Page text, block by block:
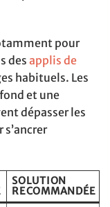
pour
des applis de
habituels. Les
et une
dépasser les
SOLUTION
RECOMMANDÉE